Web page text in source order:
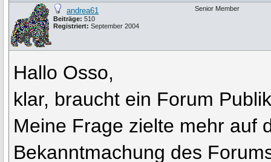
andrea61
Beiträge: 510
Registriert: September 2004
Senior Member
Hallo Osso,
klar, braucht ein Forum
Meine Frage zielte mehr auf
Bekanntmachung des